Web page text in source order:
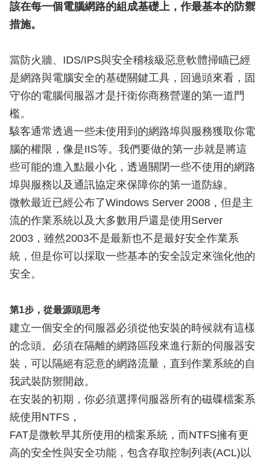
該在每一個電腦網路的組成基礎上，作最基本的防禦
措施。
當防火牆、IDS/IPS與安全稽核級惡意軟體掃瞄已經
是網路與電腦安全的基礎關鍵工具，回過頭來看，固
守你的電腦伺服器才是扞衛你商務營運的第一道門
檻。
駭客通常透過一些未使用到的網路埠與服務獲取你電
腦的權限，像是IIS等。我們要做的第一步就是將這
些可能的進入點最小化，透過關閉一些不使用的網路
埠與服務以及通訊協定來保障你的第一道防線。
微軟最近已經公布了Windows Server 2008，但是主
流的作業系統以及大多數用戶還是使用Server
2003，雖然2003不是最新也不是最好安全作業系
統，但是你可以採取一些基本的安全設定來強化他的
安全。
第1步，從最源頭思考
建立一個安全的伺服器必須從他安裝的時候就有這樣
的念頭。必須在隔離的網路區段來進行新的伺服器安
裝，可以隔絕有惡意的網路流量，直到作業系統的自
我武裝防禦開啟。
在安裝的初期，你必須選擇伺服器所有的磁碟檔案系
統使用NTFS，
FAT是微軟早其所使用的檔案系統，而NTFS擁有更
高的安全性與安全功能，包含存取控制列表(ACL)以